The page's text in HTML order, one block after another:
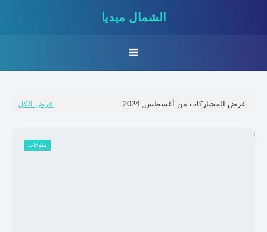
الشمال ميديا
عرض المشاركات من أغسطس, 2024 عرض الكل
منوعات